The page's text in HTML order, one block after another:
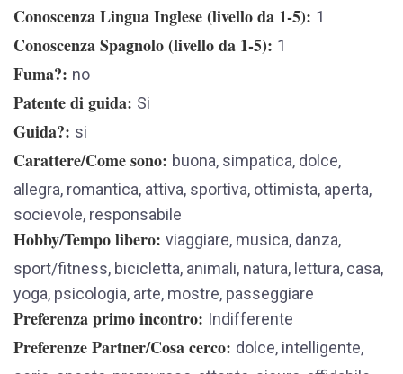
Conoscenza Lingua Inglese (livello da 1-5) 1
Conoscenza Spagnolo (livello da 1-5) 1
Fuma? no
Patente di guida Si
Guida? si
Carattere/Come sono
buona, simpatica, dolce,
allegra, romantica, attiva, sportiva, ottimista, aperta,
socievole, responsabile
Hobby/Tempo libero viaggiare, musica, danza,
sport/fitness, bicicletta, animali, natura, lettura, casa,
yoga, psicologia, arte, mostre, passeggiare
Preferenza primo incontro Indifferente
Preferenze Partner/Cosa cerco dolce, intelligente,